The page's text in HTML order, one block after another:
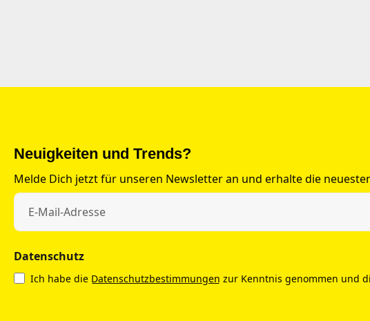
Neuigkeiten und Trends?
Melde Dich jetzt für unseren Newsletter an und erhalte die
Datenschutz
Ich habe die Datenschutzbestimmungen zur Kenntnis genommen und